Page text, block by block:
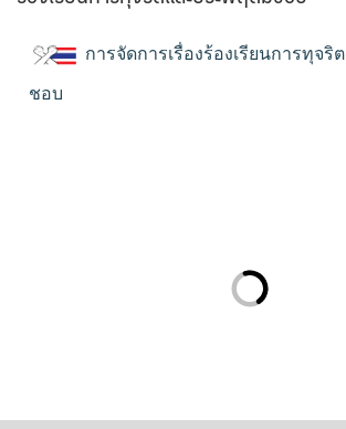
การจัดการเรื่องร้องเรียนการทุจ
ชอบ